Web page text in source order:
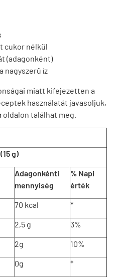
cukor nélkül
(adagonként)
nagyszerű íz
miatt kifejezetten a
használatát javasoljuk,
oldalon találhat meg.
g)
Adagonkénti
mennyiség
% Napi
érték
70 kcal *
2,5 g 3%
2g 10%
0g *